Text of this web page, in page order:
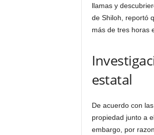
llamas y
de Shiloh, reportó
más de tres horas
estatal
De acuerdo con
propiedad junto a
embargo, por